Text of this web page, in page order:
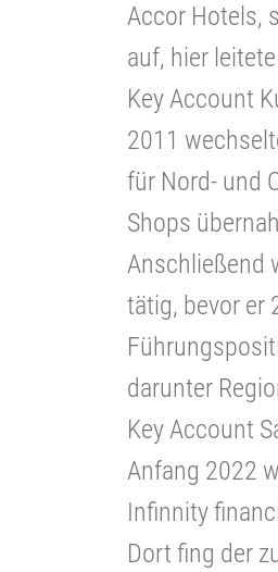
Accor Hotels,
auf, hier
Key Account
2011
für Nord- und
Shops
Anschließend
tätig, bevor er
darunter
Key Account
Anfang 2022
Infinnity
Dort fing der